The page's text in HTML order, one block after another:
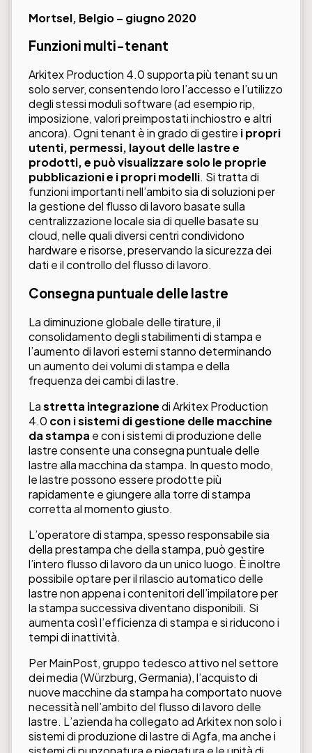
Mortsel, Belgio – giugno 2020
Funzioni multi-tenant
Arkitex Production 4.0 supporta più tenant su un
solo server, consentendo loro l’accesso e l’utilizzo
degli stessi moduli software (ad esempio rip,
imposizione, valori preimpostati inchiostro e altri
ancora). Ogni tenant è in grado di gestire i propri
utenti, permessi, layout delle lastre e
prodotti, e può visualizzare solo le proprie
pubblicazioni e i propri modelli. Si tratta di
funzioni importanti nell’ambito sia di soluzioni per
la gestione del flusso di lavoro basate sulla
centralizzazione locale sia di quelle basate su
cloud, nelle quali diversi centri condividono
hardware e risorse, preservando la sicurezza dei
dati e il controllo del flusso di lavoro.
Consegna puntuale delle lastre
La diminuzione globale delle tirature, il
consolidamento degli stabilimenti di stampa e
l’aumento di lavori esterni stanno determinando
un aumento dei volumi di stampa e della
frequenza dei cambi di lastre.
Lastretta integrazionedi Arkitex Production
4.0 con i sistemi di gestione delle macchine
da stampa e con i sistemi di produzione delle
lastre consente una consegna puntuale delle
lastre alla macchina da stampa. In questo modo,
le lastre possono essere prodotte più
rapidamente e giungere alla torre di stampa
corretta al momento giusto.
L’operatore di stampa, spesso responsabile sia
della prestampa che della stampa, può gestire
l’intero flusso di lavoro da un unico luogo. È inoltre
possibile optare per il rilascio automatico delle
lastre non appena i contenitori dell’impilatore per
la stampa successiva diventano disponibili. Si
aumenta così l’efficienza di stampa e si riducono i
tempi di inattività.
Per MainPost, gruppo tedesco attivo nel settore
dei media (Würzburg, Germania), l’acquisto di
nuove macchine da stampa ha comportato nuove
necessità nell’ambito del flusso di lavoro delle
lastre. L’azienda ha collegato ad Arkitex non solo i
sistemi di produzione di lastre di Agfa, ma anche i